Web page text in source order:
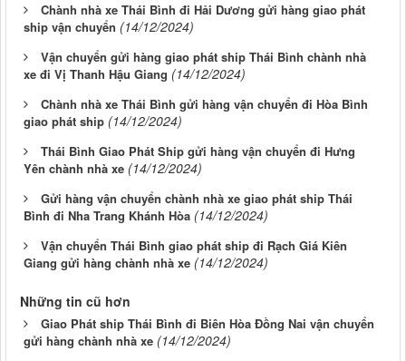
Chành nhà xe Thái Bình đi Hải Dương gửi hàng giao phát
ship vận chuyển (14/12/2024)
Vận chuyển gửi hàng giao phát ship Thái Bình chành nhà
xe đi Vị Thanh Hậu Giang (14/12/2024)
Chành nhà xe Thái Bình gửi hàng vận chuyển đi Hòa Bình
giao phát ship (14/12/2024)
Thái Bình Giao Phát Ship gửi hàng vận chuyển đi Hưng
Yên chành nhà xe (14/12/2024)
Gửi hàng vận chuyển chành nhà xe giao phát ship Thái
Bình đi Nha Trang Khánh Hòa (14/12/2024)
Vận chuyển Thái Bình giao phát ship đi Rạch Giá Kiên
Giang gửi hàng chành nhà xe (14/12/2024)
Những tin cũ hơn
Giao Phát ship Thái Bình đi Biên Hòa Đồng Nai vận chuyển
gửi hàng chành nhà xe (14/12/2024)